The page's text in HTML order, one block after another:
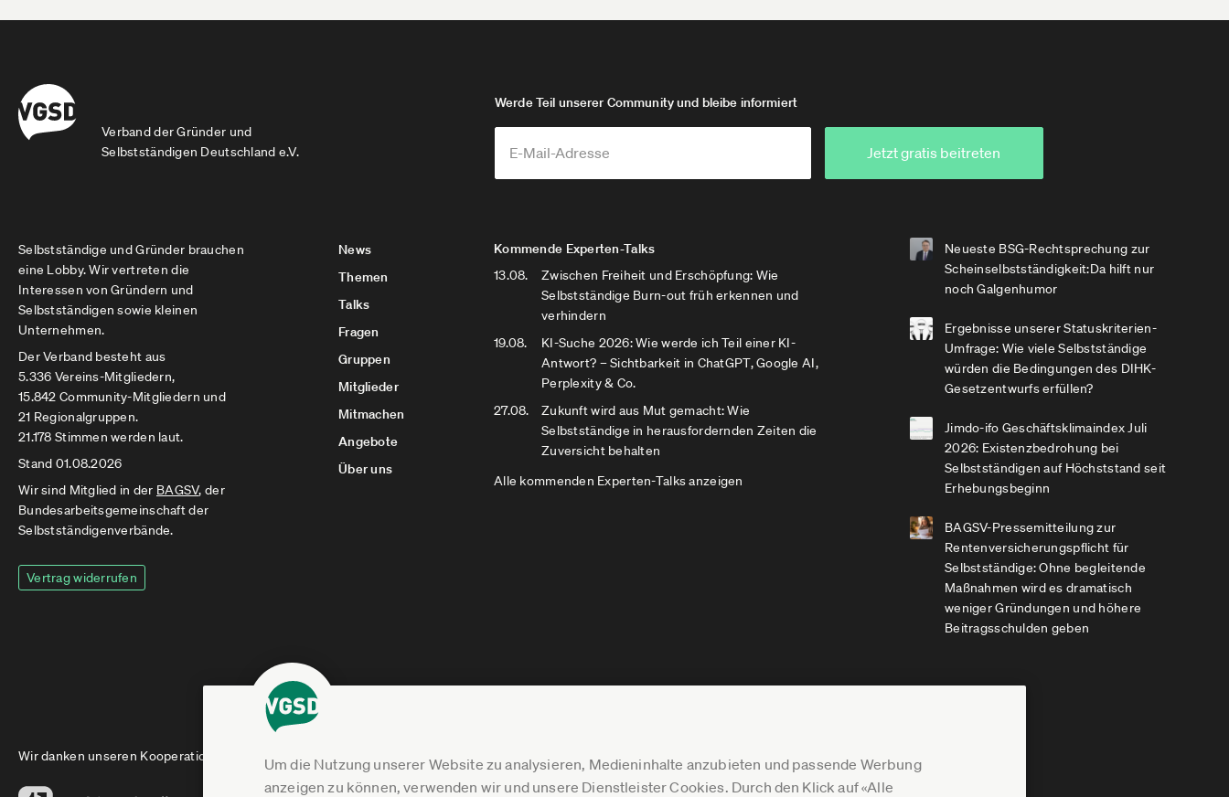
Um die Nutzung unserer Website zu analysieren, Medieninhalte anzubieten und passende Werbung
anzeigen zu können, verwenden wir und unsere Dienstleister Cookies. Durch den Klick auf «Alle
Verband der Gründer und
Selbstständigen Deutschland e.V.
Werde Teil unserer Community und bleibe informiert
Jetzt gratis beitreten
Selbstständige und Gründer brauchen
eine Lobby. Wir vertreten die
Interessen von Gründern und
Selbstständigen sowie kleinen
Unternehmen.
Der Verband besteht aus
5.336 Vereins-Mitgliedern,
15.842 Community-Mitgliedern und
21 Regionalgruppen.
21.178 Stimmen werden laut.
Stand 01.08.2026
Wir sind Mitglied in der BAGSV, der
Bundesarbeitsgemeinschaft der
Selbstständigenverbände.
Vertrag widerrufen
News
Themen
Talks
Fragen
Gruppen
Mitglieder
Mitmachen
Angebote
Über uns
Kommende Experten-Talks
13.08.
Zwischen Freiheit und Erschöpfung: Wie
Selbstständige Burn-out früh erkennen und
verhindern
19.08.
KI-Suche 2026: Wie werde ich Teil einer KI-
Antwort? – Sichtbarkeit in ChatGPT, Google AI,
Perplexity & Co.
27.08.
Zukunft wird aus Mut gemacht: Wie
Selbstständige in herausfordernden Zeiten die
Zuversicht behalten
Alle kommenden Experten-Talks anzeigen
Neueste BSG-Rechtsprechung zur
Scheinselbstständigkeit:Da hilft nur
noch Galgenhumor
Ergebnisse unserer Statuskriterien-
Umfrage: Wie viele Selbstständige
würden die Bedingungen des DIHK-
Gesetzentwurfs erfüllen?
Jimdo-ifo Geschäftsklimaindex Juli
2026: Existenzbedrohung bei
Selbstständigen auf Höchststand seit
Erhebungsbeginn
BAGSV-Pressemitteilung zur
Rentenversicherungspflicht für
Selbstständige: Ohne begleitende
Maßnahmen wird es dramatisch
weniger Gründungen und höhere
Beitragsschulden geben
Wir danken unseren Kooperationspartnern